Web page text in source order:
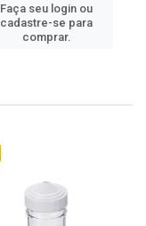
Faça seu login ou
cadastre-se para
comprar.